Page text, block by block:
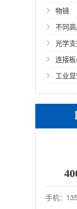
物镜
不同
光学
连接
工业
光源
手机：